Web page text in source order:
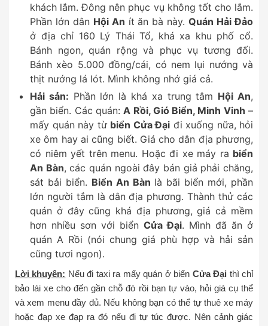
khách lắm. Đông nên phục vụ không tốt cho lắm.
Phần lớn dân Hội An ít ăn bà này.Quán Hải Đảo
ở địa chỉ 160 Lý Thái Tổ, khá xa khu phố cổ.
Bánh ngon, quán rộng và phục vụ tương đối.
Bánh xèo 5.000 đồng/cái, có nem lụi nướng và
thịt nướng lá lót. Mình không nhớ giá cả.
Hải sản: Phần lớn là khá xa trung tâm Hội An,
gần biển. Các quán:A Rồi, Gió Biển, Minh Vinh –
mấy quán này từ biển Cửa Đại đi xuống nữa, hỏi
xe ôm hay ai cũng biết. Giá cho dân địa phương,
có niêm yết trên menu. Hoặc đi xe máy ra biển
An Bàn, các quán ngoài đây bán giả phải chăng,
sát bải biển. Biển An Bàn là bãi biển mới, phần
lớn người tắm là dân địa phương. Thành thử các
quán ở đây cũng khá địa phương, giá cả mềm
hơn nhiều sơn với biển Cửa Đại. Mình đã ăn ở
quán A Rồi (nói chung giá phù hợp và hải sản
cũng tươi ngon).
Lời khuyên: Nếu đi taxi ra mấy quán ở biển Cửa Đại thì chỉ
bảo lái xe cho đến gần chỗ đó rồi bạn tự vào, hỏi giá cụ thể
và xem menu đầy đủ. Nếu không bạn có thể tự thuê xe máy
hoặc đạp xe đạp ra đó nếu đi tự túc được. Nên cảnh giác